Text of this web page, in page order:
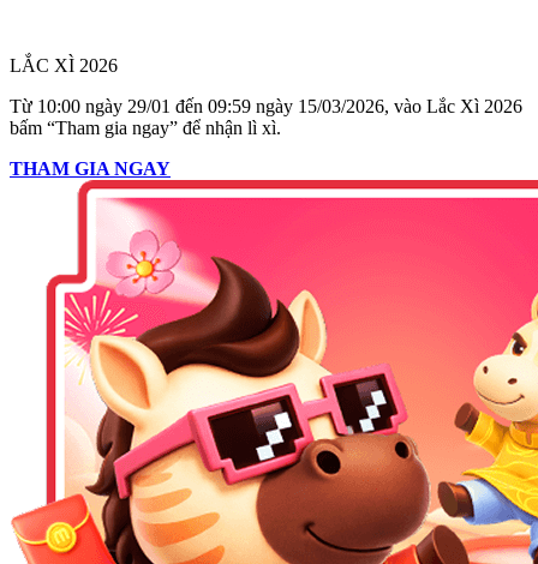
LẮC XÌ 2026
Từ 10:00 ngày 29/01 đến 09:59 ngày 15/03/2026, vào Lắc Xì 2026
bấm “Tham gia ngay” để nhận lì xì.
THAM GIA NGAY